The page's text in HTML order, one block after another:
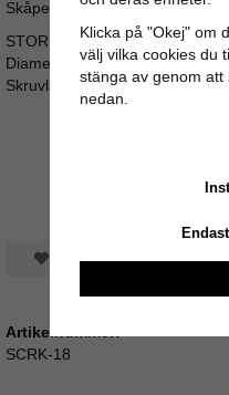
Skåpet eller byrån får en
STORLEK:
Diameter: 3,8cm
Skruvlängd ca 3,5cm (M4)
Spara som favorit
Artikelnummer:
SCRK-18
Klicka på "Okej" om
välj vilka cookies du
stänga av genom att
nedan.